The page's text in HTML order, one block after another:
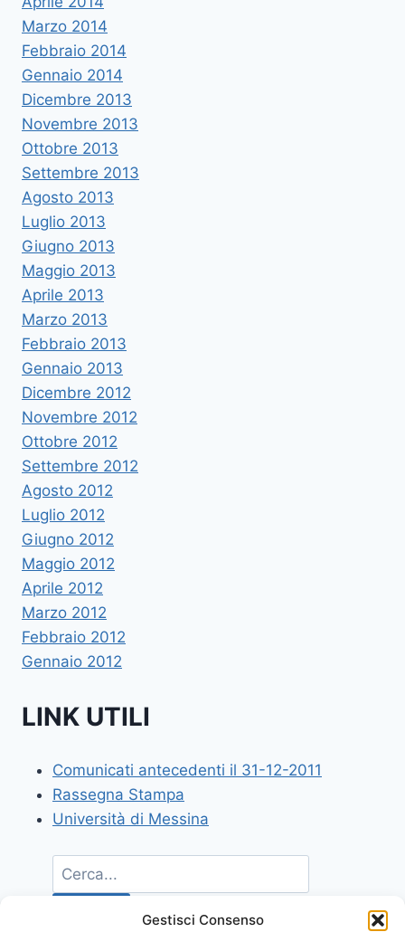
Gestisci Consenso
Marzo 2014
Febbraio 2014
Gennaio 2014
Dicembre 2013
Novembre 2013
Ottobre 2013
Settembre 2013
Agosto 2013
Luglio 2013
Giugno 2013
Maggio 2013
Aprile 2013
Marzo 2013
Febbraio 2013
Gennaio 2013
Dicembre 2012
Novembre 2012
Ottobre 2012
Settembre 2012
Agosto 2012
Luglio 2012
Giugno 2012
Maggio 2012
Aprile 2012
Marzo 2012
Febbraio 2012
Gennaio 2012
LINK UTILI
Comunicati antecedenti il 31-12-2011
Rassegna Stampa
Università di Messina